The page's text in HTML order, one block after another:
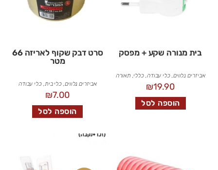
בית מנורה שקע + מפסק
אביזרים נלווים כלי עבודה כללי תאורה
₪19.90
הוספה לסל
סרט דבק שקוף לאריזה 66
מטר
אביזרים נלווים כלי בית ,כלי עבודה
₪7.00
הוספה לסל